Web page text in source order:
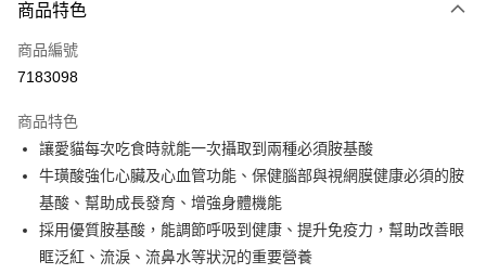
信用卡一次付款
超商取貨付款
Apple Pay
街口支付
悠遊付
Google Pay
商品特色
商品編號
7183098
商品特色
讓愛貓每次吃食時就能一次攝取到兩種必須胺基酸
牛璜酸強化心臟及心血管功能、保健腦部與視網膜健康必須的胺
基酸、幫助成長發育、增強身體機能
採用優質胺基酸，能調節呼吸到健康、提升免疫力，幫助改善眼
眶泛紅、流淚、流鼻水等狀況的重要營養